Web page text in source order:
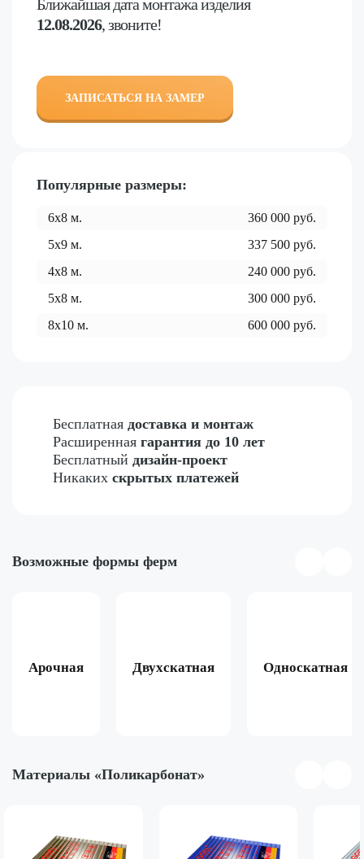
Ближайшая датамонтажа изделия
12.08.2026, звоните!
ЗАПИСАТЬСЯ НА ЗАМЕР
Популярные размеры:
6x8 м. 360 000 руб.
5x9 м. 337 500 руб.
4x8 м. 240 000 руб.
5x8 м. 300 000 руб.
8x10 м. 600 000 руб.
Бесплатная доставка и монтаж
Расширенная гарантия до 10 лет
Бесплатный дизайн-проект
Никаких скрытых платежей
Возможные формы ферм
Арочная Двухскатная Односкатная
Материалы «Поликарбонат»